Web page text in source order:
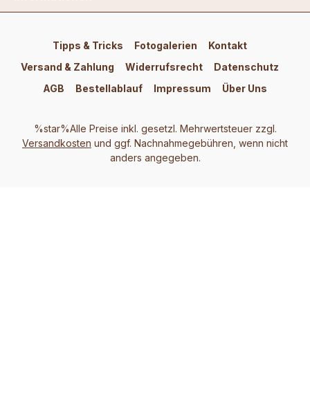
Tipps & Tricks Fotogalerien
Kontakt
Versand & Zahlung
Widerrufsrecht
Datenschutz
AGB
Bestellablauf Impressum Über Uns
%star%Alle Preise inkl. gesetzl. Mehrwertsteuer zzgl.
Versandkosten und ggf. Nachnahmegebühren, wenn nicht
anders angegeben.